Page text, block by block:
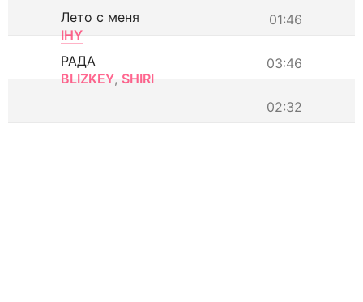
01:46
Лето с меня
IHY
03:46
РАДА
BLIZKEY, SHIRI
02:32